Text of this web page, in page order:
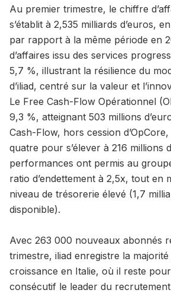
Au premier trimestre, le chiffre
s’établit à 2,535 milliards d’euros,
par rapport à la même période en
d’affaires issu des services
5,7 %, illustrant la résilience du
d’iliad, centré sur la valeur et
Le Free Cash-Flow Opérationnel
9,3 %, atteignant 503 millions
Cash-Flow, hors cession
quatre pour s’élever à 216 millions
performances ont permis au
ratio d’endettement à 2,5x, tout en
niveau de trésorerie élevé (1,7
disponible).
Avec 263 000 nouveaux abonnés
trimestre, iliad enregistre la majorité
croissance en Italie, où il reste
consécutif le leader du